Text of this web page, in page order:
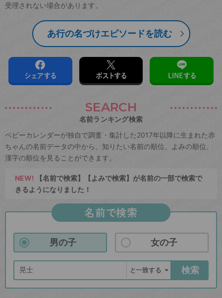
受理されない場合があります。
あ行の名づけエピソードを読む
シェアする ポストする LINEする
SEARCH
名前ランキング検索
ベビーカレンダーが独自で調査・集計した2017年以降に生まれた赤
ちゃんの名前データの中から、知りたい名前の順位、よみの順位、
漢字の順位を見ることができます。
NEW! 【名前で検索】【よみで検索】が名前の一部で検索で
きるようになりました！
名前で検索
男の子 女の子
検索